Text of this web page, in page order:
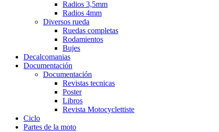
Radios 3,5mm
Radios 4mm
Diversos rueda
Ruedas completas
Rodamientos
Bujes
Decalcomanias
Documentación
Documentación
Revistas tecnicas
Poster
Libros
Revista Motocyclettiste
Ciclo
Partes de la moto